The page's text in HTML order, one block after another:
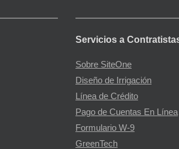
Servicios a
Sobre SiteOne
Diseño de Irrigación
Línea de Crédito
Pago de Cuentas En Línea
Formulario W-9
GreenTech